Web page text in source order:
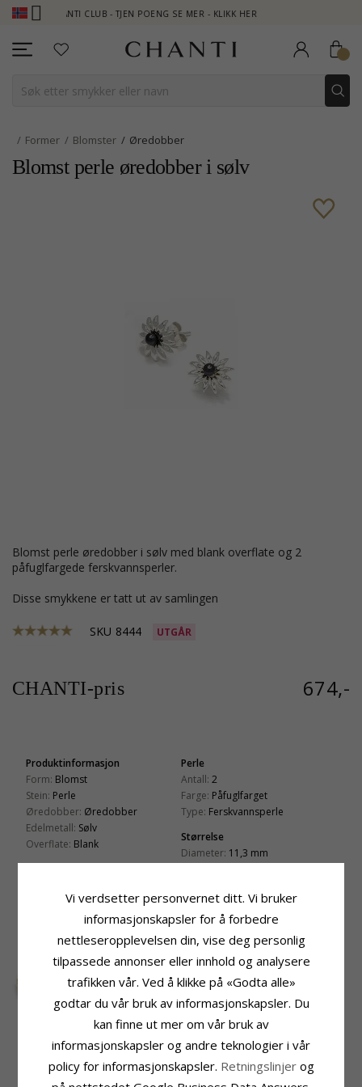
CHANTI CLUB - TJEN POENG SE MER - KLIKK HER
Former Blomster Øredobber
Blomst perle øredobber i sølv
blomst perle øredobber i sølv med blank overflate og 2
påfuglfargede ferskvannsperler.
Disse smykkene er tatt ut av samlingen
SKU 8444 UTGÅR
CHANTI-pris 674,-
Produktinformasjon
Form: Blomst
Stein: Perle
Øredobber: Øredobber
Edelmetall: Sølv
Overflate: Blank
Perle
Antall: 2
Farge: Påfuglfarget
Type: Ferskvannsperle
Størrelse
Diameter: 11,3 mm
Leveringstid:Ca. 5-10 Hverdager
KUNDER KJØPER OGSÅ
12 mm margeritt
ørestikker i forgylt
CHANTI-pris
9 x 7 mm dannebrog
ørestikker i sølv
Vi verdsetter personvernet ditt. Vi bruker
informasjonskapsler for å forbedre
nettleseropplevelsen din, vise deg personlig
tilpassede annonser eller innhold og analysere
trafikken vår. Ved å klikke på «Godta alle»
godtar du vår bruk av informasjonskapsler. Du
kan finne ut mer om vår bruk av
informasjonskapsler og andre teknologier i vår
policy for informasjonskapsler. Retningslinjer og